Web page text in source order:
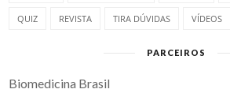
QUIZ REVISTA TIRA DÚVIDAS VÍDEOS
PARCEIROS
Biomedicina Brasil